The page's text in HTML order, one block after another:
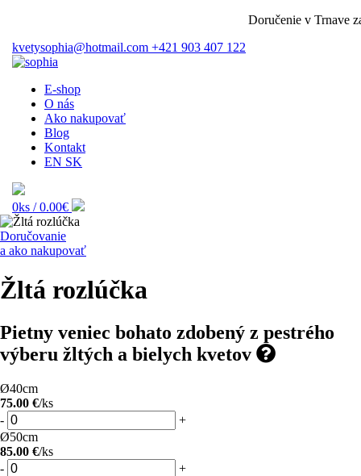
Doručenie v Trnave
kvetysophia@hotmail.com +421 903 407 122
E-shop
O nás
Ako nakupovať
Blog
Kontakt
EN SK
0ks /0.00€
Doručovanie
a ako nakupovať
Žltá rozlúčka
Pietny veniec bohato zdobený z pestrého
výberu žltých a bielych kvetov
Ø40cm
75.00 €/ks
-
+
Ø50cm
85.00 €/ks
-
+